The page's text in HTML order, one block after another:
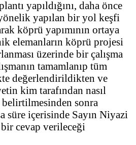
yapıldığını, daha önce
yapılan bir yol keşfi
köprü yapımının ortaya
elemanların köprü projesi
üzerinde bir çalışma
tamamlanıp tüm
değerlendirildikten ve
kim tarafından nasıl
sonra
süre içerisinde Sayın Niyazi
cevap verileceği